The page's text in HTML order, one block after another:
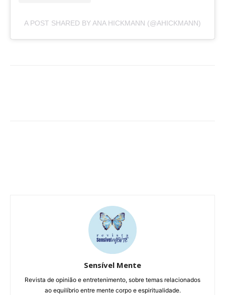
A POST SHARED BY ANA HICKMANN (@AHICKMANN)
Sensível Mente
Revista de opinião e entretenimento, sobre temas relacionados
ao equilíbrio entre mente corpo e espiritualidade.